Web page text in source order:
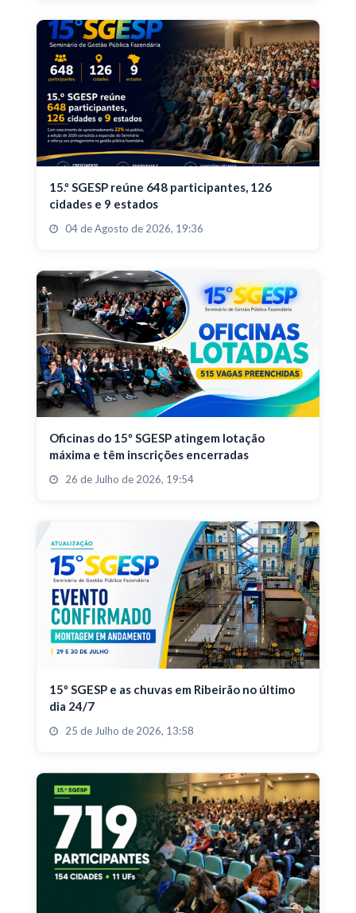
15.º SGESP reúne 648 participantes, 126
cidades e 9 estados
04 de Agosto de 2026, 19:36
Oficinas do 15º SGESP atingem lotação
máxima e têm inscrições encerradas
26 de Julho de 2026, 19:54
15º SGESP e as chuvas em Ribeirão no último
dia 24/7
25 de Julho de 2026, 13:58